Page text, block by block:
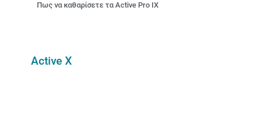
Πως να καθαρίσετε τα Active Pro IX
Active X